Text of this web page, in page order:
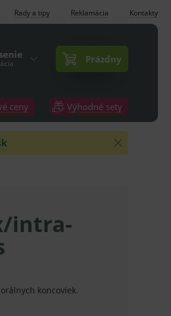
Rady a tipy Reklamácia Kontakty
Prázdny
ceny Výhodné sety
intra-
koncoviek.